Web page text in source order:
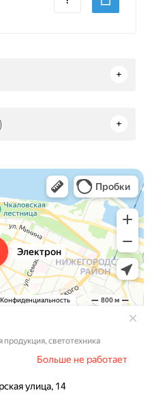
Нижнем Новгороде